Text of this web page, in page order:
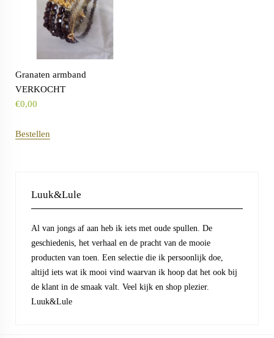
Granaten armband
VERKOCHT
€0,00
Bestellen
Luuk&Lule
Al van jongs af aan heb ik iets met oude spullen. De
geschiedenis, het verhaal en de pracht van de mooie
producten van toen. Een selectie die ik persoonlijk doe,
altijd iets wat ik mooi vind waarvan ik hoop dat het ook bij
de klant in de smaak valt. Veel kijk en shop plezier.
Luuk&Lule